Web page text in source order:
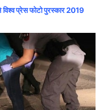
विश्व प्रेस फोटो पुरस्कार 2019